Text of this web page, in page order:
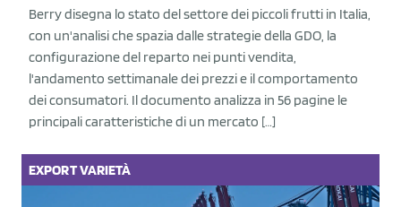
Berry disegna lo stato del settore dei piccoli frutti in Italia,
con un'analisi che spazia dalle strategie della GDO, la
configurazione del reparto nei punti vendita,
l'andamento settimanale dei prezzi e il comportamento
dei consumatori. Il documento analizza in 56 pagine le
principali caratteristiche di un mercato […]
EXPORTVARIETÀ